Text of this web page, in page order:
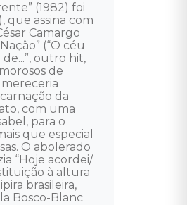
(1982) foi
que assina com
Camargo
(“O céu
outro hit,
de
mereceria
da
com uma
para o
que especial
O abolerado
“Hoje acordei/
à altura
brasileira,
Bosco-Blanc